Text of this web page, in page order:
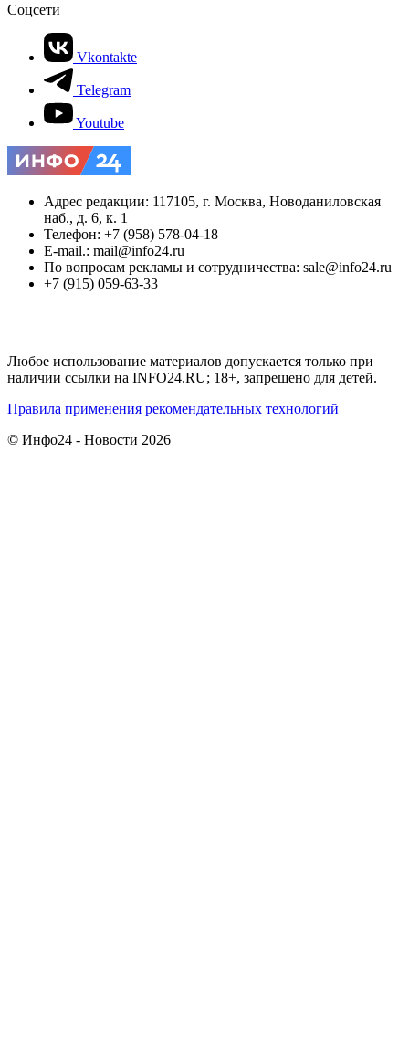
Соцсети
Vkontakte
Telegram
Youtube
Адрес редакции: 117105, г. Москва, Новоданиловская
наб., д. 6, к. 1
Телефон: +7 (958) 578-04-18
E-mail.: mail@info24.ru
По вопросам рекламы и сотрудничества: sale@info24.ru
+7 (915) 059-63-33
Любое использование материалов допускается только при
наличии ссылки на INFO24.RU; 18+, запрещено для детей.
Правила применения рекомендательных технологий
© Инфо24 - Новости 2026